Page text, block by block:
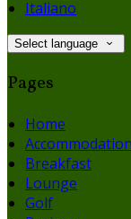
Italiano
Select language
Pages
Home
Accommodation
Breakfast
Lounge
Golf